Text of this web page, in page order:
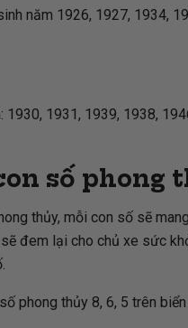
năm 1926, 1927, 1934,
1930, 1931, 1939, 1938,
số phong
thủy, mỗi con số sẽ
đem lại cho chủ xe sức
phong thủy 8, 6, 5 trên